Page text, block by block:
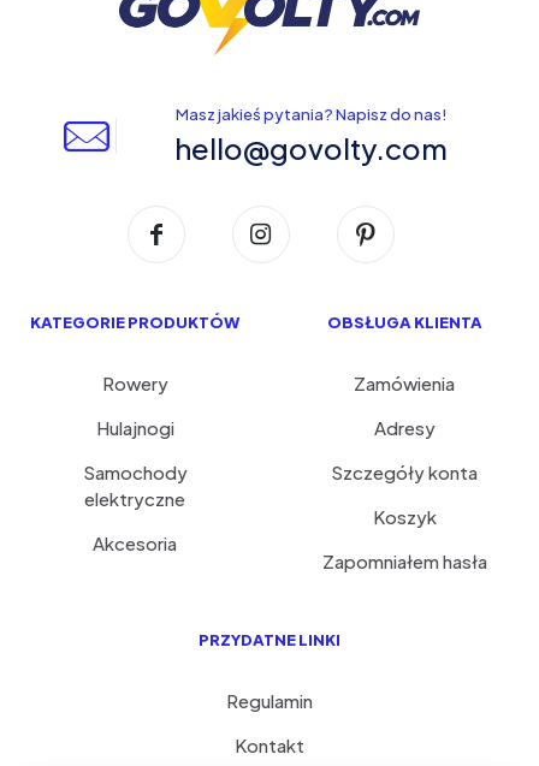
Masz jakieś pytania? Napisz do nas!
hello@govolty.com
KATEGORIE PRODUKTÓW
Rowery
Hulajnogi
Samochody
elektryczne
Akcesoria
OBSŁUGA KLIENTA
Zamówienia
Adresy
Szczegóły konta
Koszyk
Zapomniałem hasła
PRZYDATNE LINKI
Regulamin
Kontakt